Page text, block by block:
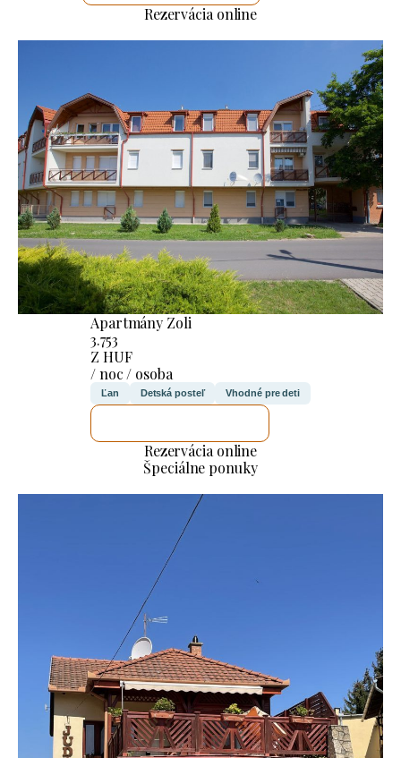
Rezervácia online
Apartmány Zoli
3.753
Z HUF
/ noc / osoba
Ľan Detská posteľ Vhodné pre deti
Rezervácia online
Špeciálne ponuky